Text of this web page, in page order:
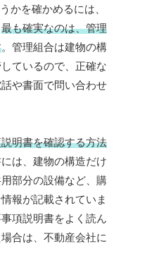
かを確かめるには、
最も確実なのは、管理
。管理組合は建物の構
ているので、正確な
や書面で問い合わせ
明書を確認する方法
は、建物の構造だけ
部分の設備など、購
報が記載されていま
項説明書をよく読ん
合は、不動産会社に